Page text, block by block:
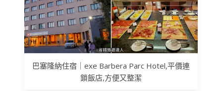
巴塞隆納住宿｜exe Barbera Parc Hotel,平價連
鎖飯店,方便又整潔